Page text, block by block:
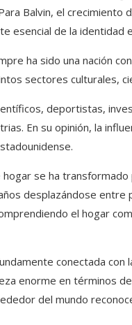
Balvin, el crecimiento
esencial de la identidad
ha sido una nación
sectores culturales,
deportistas,
En su opinión, la
se ha
desplazándose entre
el hogar
conectada con
enorme en términos
del mundo